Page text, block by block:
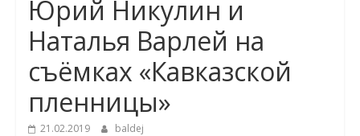
Юрий Никулин и
Наталья Варлей на
съёмках «Кавказской
пленницы»
21.02.2019 baldej